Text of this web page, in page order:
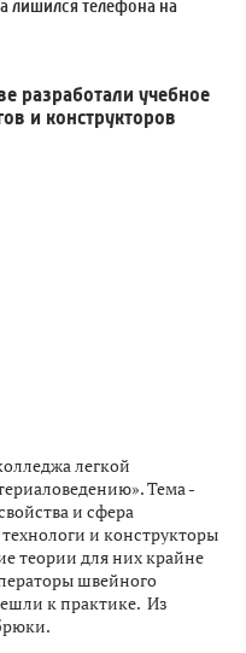
лишился телефона на
разработали учебное
и конструкторов
легкой
Тема -
и сфера
и конструкторы
теории для них крайне
швейного
к практике. Из